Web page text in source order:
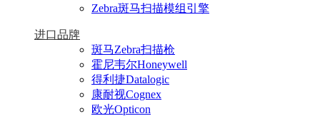
Zebra斑马扫描模组引擎
进口品牌
斑马Zebra扫描枪
霍尼韦尔Honeywell
得利捷Datalogic
康耐视Cognex
欧光Opticon